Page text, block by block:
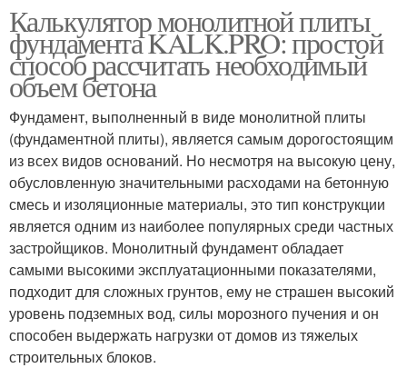
Калькулятор монолитной плиты
фундамента KALK.PRO: простой
способ рассчитать необходимый
объем бетона
Фундамент, выполненный в виде монолитной плиты
(фундаментной плиты), является самым дорогостоящим
из всех видов оснований. Но несмотря на высокую цену,
обусловленную значительными расходами на бетонную
смесь и изоляционные материалы, это тип конструкции
является одним из наиболее популярных среди частных
застройщиков. Монолитный фундамент обладает
самыми высокими эксплуатационными показателями,
подходит для сложных грунтов, ему не страшен высокий
уровень подземных вод, силы морозного пучения и он
способен выдержать нагрузки от домов из тяжелых
строительных блоков.